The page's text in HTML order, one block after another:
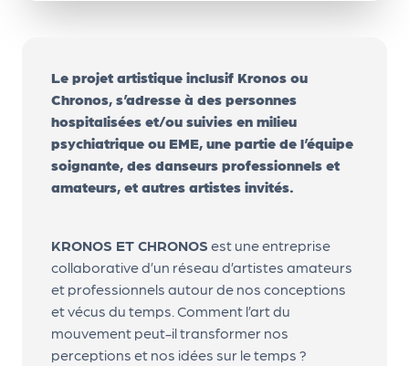
Le projet artistique inclusif Kronos ou
Chronos, s’adresse à des personnes
hospitalisées et/ou suivies en milieu
psychiatrique ou EME, une partie de l’équipe
soignante, des danseurs professionnels et
amateurs, et autres artistes invités.
KRONOS ET CHRONOS est une entreprise
collaborative d’un réseau d’artistes amateurs
et professionnels autour de nos conceptions
et vécus du temps. Comment l’art du
mouvement peut-il transformer nos
perceptions et nos idées sur le temps ?
vr
le
PR
O
G!
N
se
rvi
ce
s